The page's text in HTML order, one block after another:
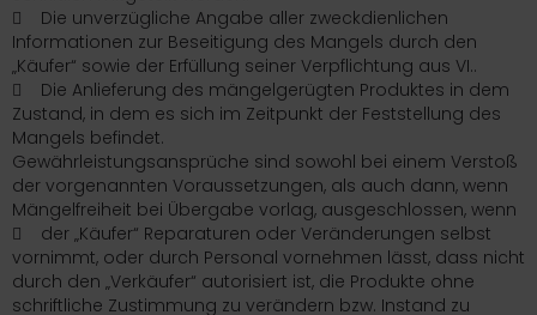
 Die unverzügliche Angabe aller zweckdienlichen
Informationen zur Beseitigung des Mangels durch den
„Käufer“ sowie der Erfüllung seiner Verpflichtung aus VI..
 Die Anlieferung des mängelgerügten Produktes in dem
Zustand, in dem es sich im Zeitpunkt der Feststellung des
Mangels befindet.
Gewährleistungsansprüche sind sowohl bei einem Verstoß
der vorgenannten Voraussetzungen, als auch dann, wenn
Mängelfreiheit bei Übergabe vorlag, ausgeschlossen, wenn
 der „Käufer“ Reparaturen oder Veränderungen selbst
vornimmt, oder durch Personal vornehmen lässt, dass nicht
durch den „Verkäufer“ autorisiert ist, die Produkte ohne
schriftliche Zustimmung zu verändern bzw. Instand zu